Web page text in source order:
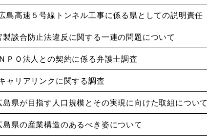
島高速５号線トンネル工事に係る県としての説明責任
談合防止法違反に関する一連の問題について
ＰＯ法人との契約に係る弁護士調査
ャリアリンクに関する調査
県が目指す人口規模とその実現に向けた取組について
県の産業構造のあるべき姿について